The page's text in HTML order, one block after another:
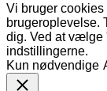
Vi bruger
brugeroplevelse.
dig. Ved at vælge
indstillingerne.
Kun nødvendige